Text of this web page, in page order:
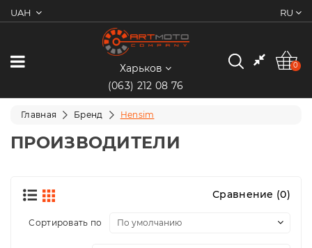
UAH RU
0
Категории
Мотоциклы
Квадроциклы
Мопеды
Электротранспорт
Харьков
(063) 212 08 76
0
Главная Бренд Hensim
ПРОИЗВОДИТЕЛИ
Сравнение (0)
Сортировать по